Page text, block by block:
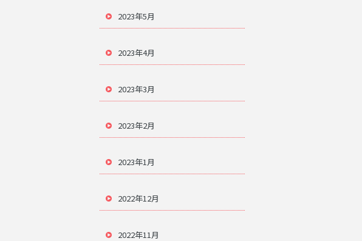
2023年5月
2023年4月
2023年3月
2023年2月
2023年1月
2022年12月
2022年11月